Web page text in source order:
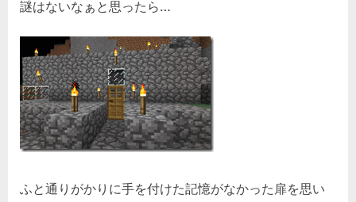
謎はないなぁと思ったら…
ふと通りがかりに手を付けた記憶がなかった扉を思い